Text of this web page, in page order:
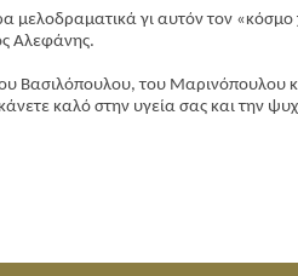
μελοδραματικά γι αυτόν τον
Αλεφάνης.
Βασιλόπουλου, του
καλό στην υγεία σας και την